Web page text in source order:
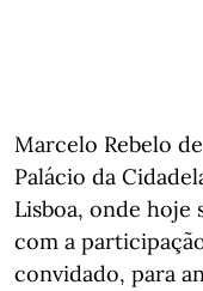
Marcelo Rebelo
Palácio da
Lisboa, onde hoje
com a
convidado, para